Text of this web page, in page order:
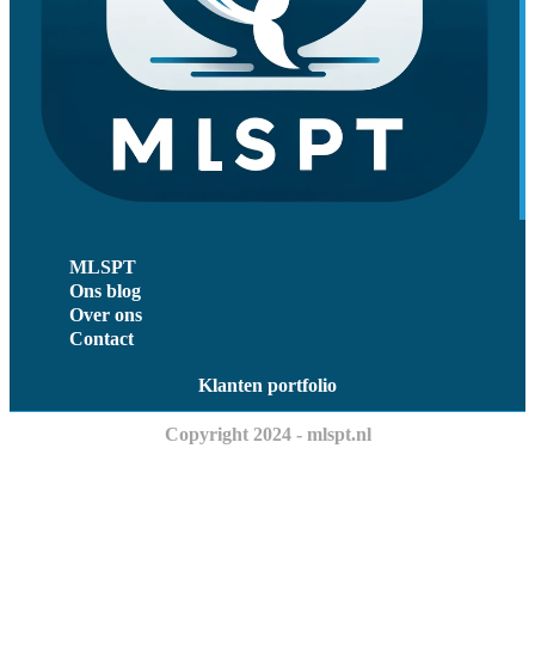
MLSPT
Ons blog
Over ons
Contact
Klanten portfolio
Copyright 2024 - mlspt.nl